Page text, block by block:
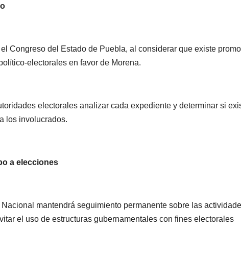
Congreso del Estado de Puebla, al considerar que existe
electorales en favor de Morena.
electorales analizar cada expediente y determinar si
los involucrados.
a elecciones
mantendrá seguimiento permanente sobre las
el uso de estructuras gubernamentales con fines electorales
mantiene
no hay fecha
de